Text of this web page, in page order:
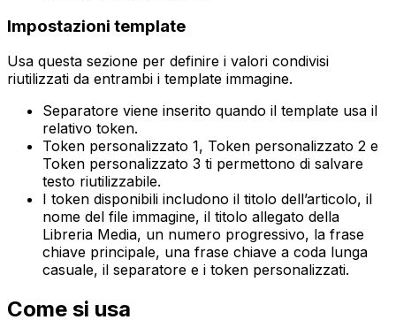
Impostazioni template
Usa questa sezione per definire i valori condivisi
riutilizzati da entrambi i template immagine.
Separatore viene inserito quando il template usa il
relativo token.
Token personalizzato 1, Token personalizzato 2 e
Token personalizzato 3 ti permettono di salvare
testo riutilizzabile.
I token disponibili includono il titolo dell’articolo, il
nome del file immagine, il titolo allegato della
Libreria Media, un numero progressivo, la frase
chiave principale, una frase chiave a coda lunga
casuale, il separatore e i token personalizzati.
Come si usa